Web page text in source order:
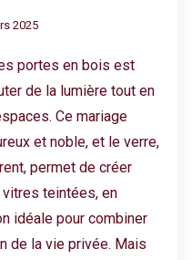
2025
portes en bois est
de la lumière tout en
Ce mariage
et noble, et le verre,
permet de créer
teintées, en
idéale pour combiner
de la vie privée. Mais